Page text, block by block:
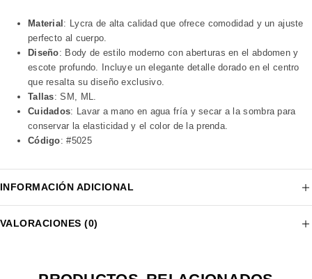
Material : Lycra de alta calidad que ofrece comodidad y un ajuste
perfecto al cuerpo.
Diseño: Body de estilo moderno con aberturas en el abdomen y
escote profundo. Incluye un elegante detalle dorado en el centro
que resalta su diseño exclusivo.
Tallas: SM, ML.
Cuidados: Lavar a mano en agua fría y secar a la sombra para
conservar la elasticidad y el color de la prenda.
Código: #5025
INFORMACIÓN ADICIONAL
VALORACIONES (0)